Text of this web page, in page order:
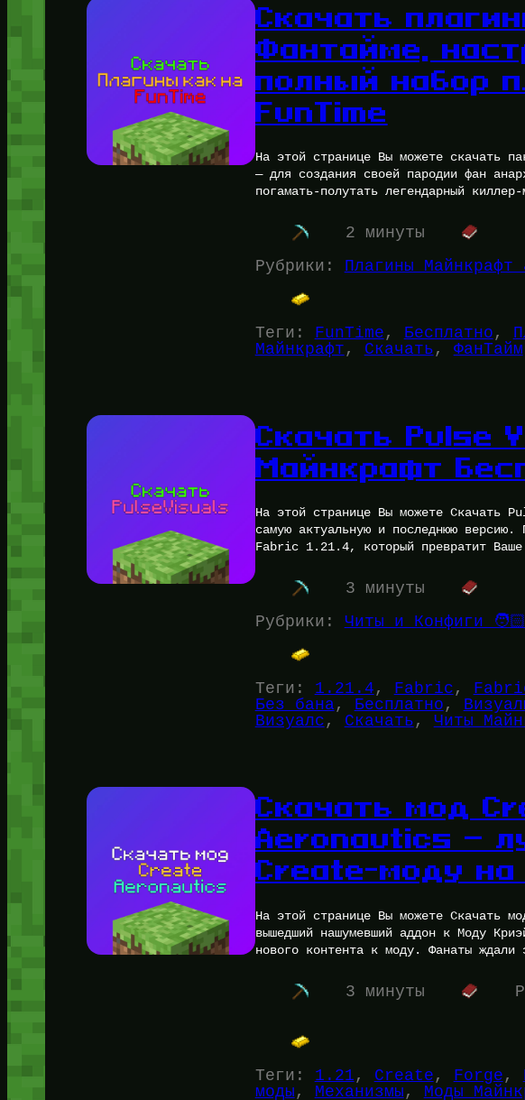
Скачать
Фантайме,
полный набор
FunTime
На этой странице Вы можете скачать
— для создания своей пародии фан
погамать-полутать легендарный
2 минуты
Рубрики: Плагины Майнкрафт
Теги: FunTime , Бесплатно ,
Майнкрафт , Скачать , ФанТайм
Скачать Pulse
Майнкрафт
На этой странице Вы можете Скачать
самую актуальную и последнюю
Fabric 1.21.4, который превратит Ваше
3 минуты
Рубрики: Читы и Конфиги
Теги: 1.21.4 , Fabric ,
Без бана, Бесплатно ,
Визуалс , Скачать , Читы
Скачать мод
Aeronautics —
Create-моду
На этой странице Вы можете Скачать
вышедший нашумевший аддон к Моду
нового контента к моду. Фанаты
3 минуты
Теги: 1.21 , Create , Forge ,
моды , Механизмы , Моды